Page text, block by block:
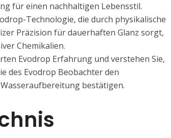
für einen nachhaltigen Lebensstil.
Technologie, die durch physikalische
Präzision für dauerhaften Glanz sorgt,
Chemikalien.
Evodrop Erfahrung und verstehen Sie,
des Evodrop Beobachter den
bestätigen.